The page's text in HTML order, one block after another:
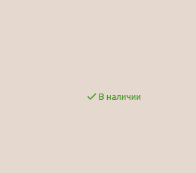
В наличии